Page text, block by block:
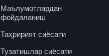
Маълумотлардан
фойдаланиш
Таҳририят сиёсати
Тузатишлар сиёсати